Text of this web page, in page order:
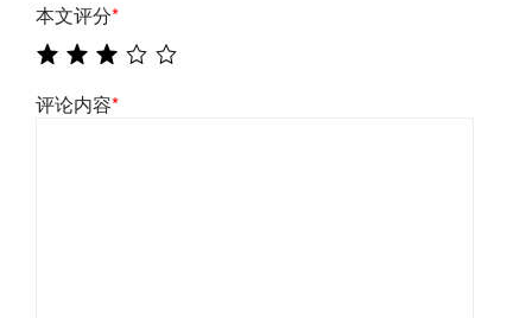
本文评分*
评论内容*